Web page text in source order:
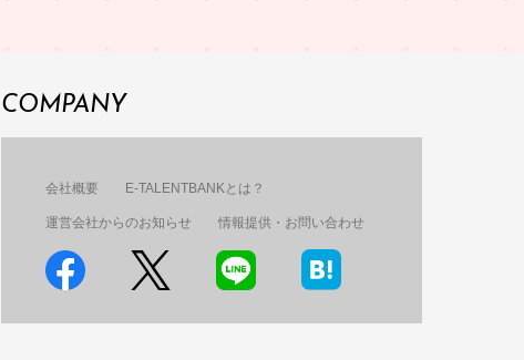
COMPANY
会社概要 E-TALENTBANKとは？
運営会社からのお知らせ 情報提供・お問い合わせ